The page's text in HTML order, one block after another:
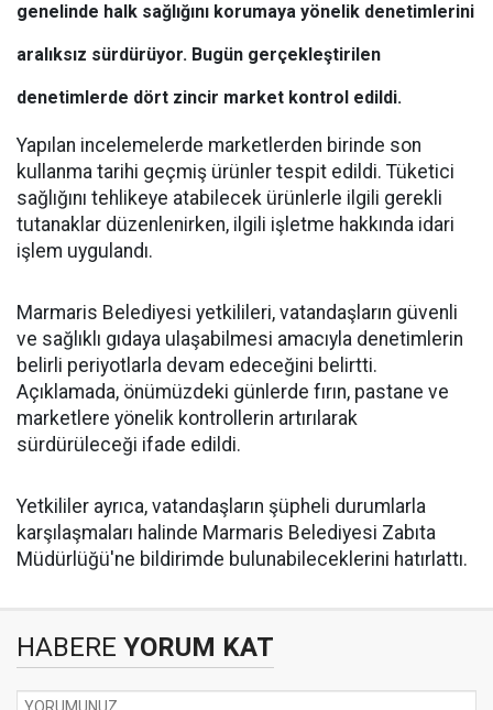
genelinde halk sağlığını korumaya yönelik denetimlerini
aralıksız sürdürüyor. Bugün gerçekleştirilen
denetimlerde dört zincir market kontrol edildi.
Yapılan incelemelerde marketlerden birinde son
kullanma tarihi geçmiş ürünler tespit edildi. Tüketici
sağlığını tehlikeye atabilecek ürünlerle ilgili gerekli
tutanaklar düzenlenirken, ilgili işletme hakkında idari
işlem uygulandı.
Marmaris Belediyesi yetkilileri, vatandaşların güvenli
ve sağlıklı gıdaya ulaşabilmesi amacıyla denetimlerin
belirli periyotlarla devam edeceğini belirtti.
Açıklamada, önümüzdeki günlerde fırın, pastane ve
marketlere yönelik kontrollerin artırılarak
sürdürüleceği ifade edildi.
Yetkililer ayrıca, vatandaşların şüpheli durumlarla
karşılaşmaları halinde Marmaris Belediyesi Zabıta
Müdürlüğü'ne bildirimde bulunabileceklerini hatırlattı.
HABERE YORUM KAT